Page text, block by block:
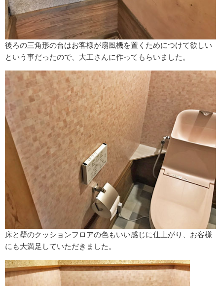
後ろの三角形の台はお客様が扇風機を置くためにつけて欲しい
という事だったので、大工さんに作ってもらいました。
床と壁のクッションフロアの色もいい感じに仕上がり、お客様
にも大満足していただきました。